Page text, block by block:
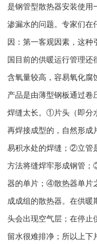
是钢管型散热器安装使用
渗漏水的问题。专家们在
因：第一客观因素，这
国目前的供暖运行管理
含氧量较高，容易氧化腐
产品是由薄型钢板通过卷
焊缝太长。①片头（即分
再焊接成型的，自然形成
易积水处的焊缝；②立管
方法将缝焊牢形成钢管
器的单片；④散热器单片
成成组的散热器。在供
头会出现空气层；在停止
留水很难排净；所以上下